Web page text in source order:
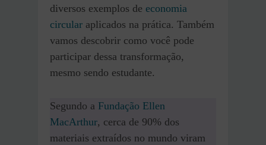
diversos exemplos de economia
circular aplicados na prática. Também
vamos descobrir como você pode
participar dessa transformação,
mesmo sendo estudante.
Segundo a Fundação Ellen
MacArthur, cerca de 90% dos
materiais extraídos no mundo viram